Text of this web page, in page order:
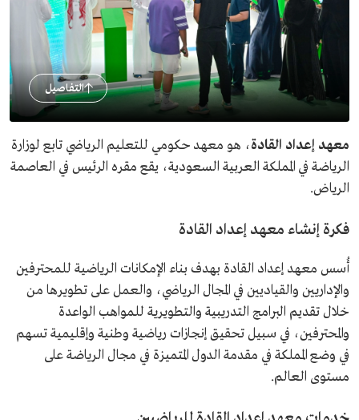
التفاصيل
معهد إعداد القادة، هو معهد حكومي للتعليم الرياضي تابع لوزارة
الرياضة في المملكة العربية السعودية، يقع مقره الرئيس في العاصمة
الرياض.
فكرة إنشاء معهد إعداد القادة
أُسس معهد إعداد القادة بهدف بناء الإمكانات الرياضية للمحترفين
والإداريين والقياديين في المجال الرياضي، والعمل على تطويرها من
خلال تقديم البرامج التدريبية والتطويرية للمواهب الواعدة
والمحترفين، في سبيل تحقيق إنجازات رياضية وطنية وإقليمية تسهم
في وضع المملكة في مقدمة الدول المتميزة في مجال الرياضة على
مستوى العالم.